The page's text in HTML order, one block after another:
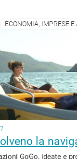
ECONOMIA, IMPRESE
la
GoGo, ideate e